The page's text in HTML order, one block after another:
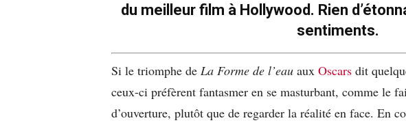
du meilleur film à Hollywood. Rien
sentiments.
Si le triomphe de La Forme de l’eau aux Oscars dit
ceux-ci préfèrent fantasmer en se masturbant, comme le
d’ouverture, plutôt que de regarder la réalité en face. En